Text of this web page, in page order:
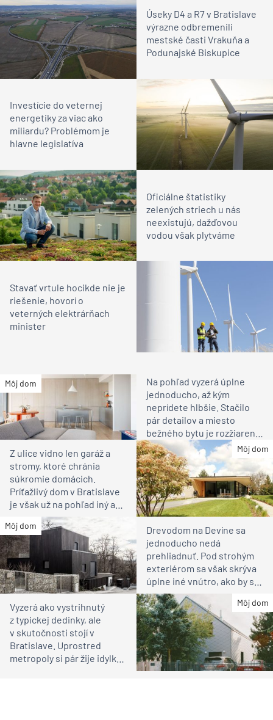
Úseky D4 a R7 v Bratislave
výrazne odbremenili
mestské časti Vrakuňa a
Podunajské Biskupice
Investície do veternej
energetiky za viac ako
miliardu? Problémom je
hlavne legislatíva
Oficiálne štatistiky
zelených striech u nás
neexistujú, dažďovou
vodou však plytváme
Stavať vrtule hocikde nie je
riešenie, hovorí o
veterných elektrárňach
minister
Môj dom
Na pohľad vyzerá úplne
jednoducho, až kým
neprídete hlbšie. Stačilo
pár detailov a miesto
bežného bytu je rozžiarené
bývanie pre rodinu
Môj dom
Z ulice vidno len garáž a
stromy, ktoré chránia
súkromie domácich.
Príťažlivý dom v Bratislave
je však už na pohľad iný ako
susedia
Môj dom
Drevodom na Devíne sa
jednoducho nedá
prehliadnuť. Pod strohým
exteriérom sa však skrýva
úplne iné vnútro, ako by ste
čakali
Môj dom
Vyzerá ako vystrihnutý
z typickej dedinky, ale
v skutočnosti stojí v
Bratislave. Uprostred
metropoly si pár žije idylku